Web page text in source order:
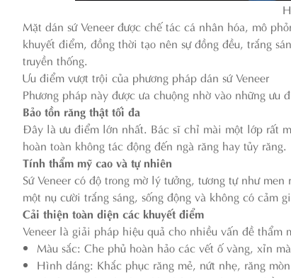
Mặt dán sứ Veneer được chế tác cá nhân hóa, mô
khuyết điểm, đồng thời tạo nên sự đồng đều, trắng
truyền thống.
Ưu điểm vượt trội của phương pháp dán sứ Veneer
Phương pháp này được ưa chuộng nhờ vào những ưu
Bảo tồn răng thật tối đa
Đây là ưu điểm lớn nhất. Bác sĩ chỉ mài một lớp rất
hoàn toàn không tác động đến ngà răng hay tủy
Tính thẩm mỹ cao và tự nhiên
Sứ Veneer có độ trong mờ lý tưởng, tương tự như
một nụ cười trắng sáng, sống động và không có cảm
Cải thiện toàn diện các khuyết điểm
Veneer là giải pháp hiệu quả cho nhiều vấn đề thẩm
Màu sắc: Che phủ hoàn hảo các vết ố vàng, xỉn
Hình dáng: Khắc phục răng mẻ, nứt nhẹ, răng